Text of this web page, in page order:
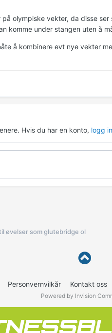
på olympiske vekter, da disse
komme under stangen uten å
å kombinere evt nye vekter
Hvis du har en konto, logg
øvelser som glutebridge ol
Personvernvilkår Kontakt oss
Powered by Invision